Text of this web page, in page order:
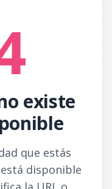
existe
que estás
disponible